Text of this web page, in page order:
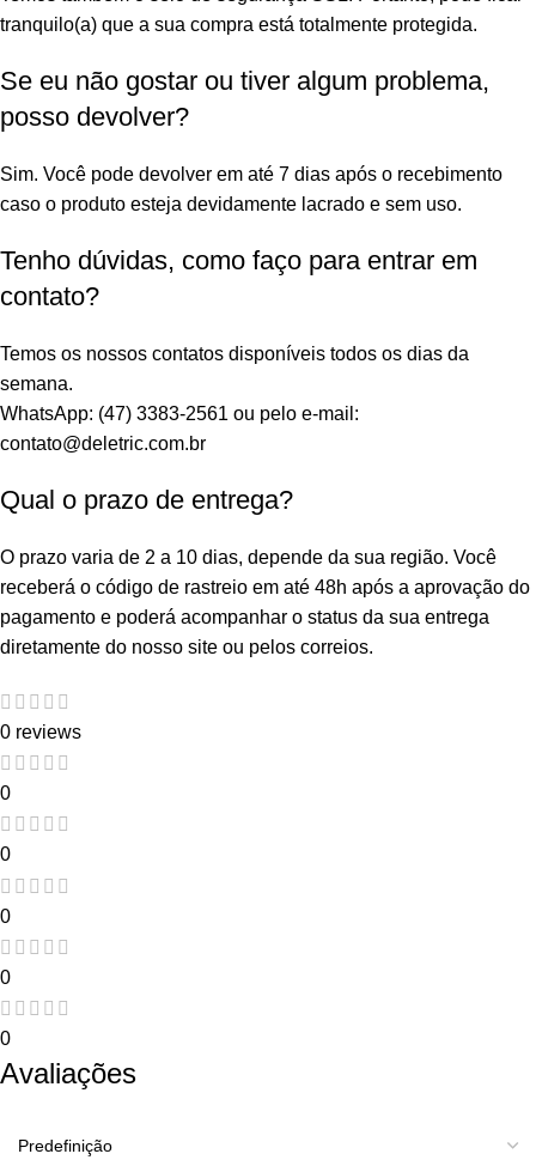
tranquilo(a) que a sua compra está totalmente protegida.
Se eu não gostar ou tiver algum problema,
posso devolver?
Sim. Você pode devolver em até 7 dias após o recebimento
caso o produto esteja devidamente lacrado e sem uso.
Tenho dúvidas, como faço para entrar em
contato?
Temos os nossos contatos disponíveis todos os dias da
semana.
WhatsApp: (47) 3383-2561 ou pelo e-mail:
contato@deletric.com.br
Qual o prazo de entrega?
O prazo varia de 2 a 10 dias, depende da sua região. Você
receberá o código de rastreio em até 48h após a aprovação do
pagamento e poderá acompanhar o status da sua entrega
diretamente do nosso site ou pelos correios.
0 reviews
0
0
0
0
0
Avaliações